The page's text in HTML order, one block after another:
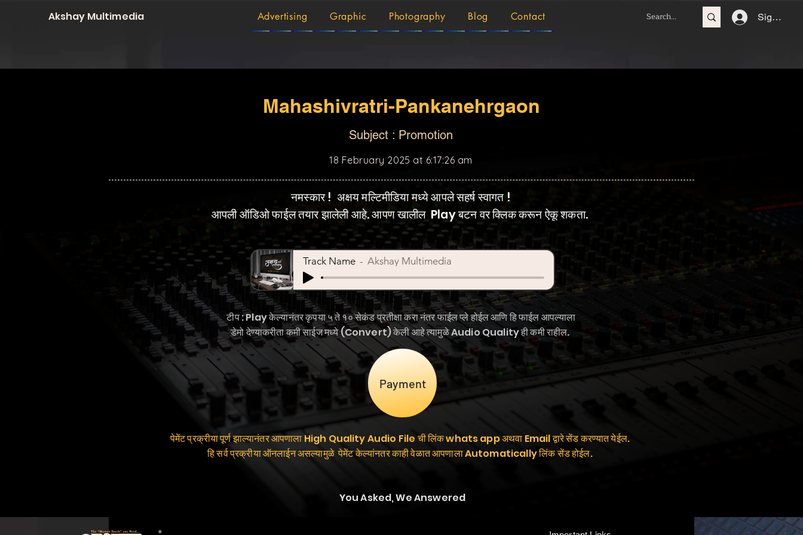
Akshay Multimedia Advertising Graphic Photography Blog Contact Sign In
Mahashivratri-Pankanehrgaon
Subject : Promotion
नमस्कार ! अक्षय मल्टिमीडिया मध्ये आपले सहर्ष स्वागत !
आपली ऑडिओ फाईल तयार झालेली आहे. आपण खालील Play बटन वर क्लिक करून ऐकू शकता.
Track Name Akshay Multimedia
टीप : Play केल्यानंतर कृपया ५ ते १० सेकंड प्रतीक्षा करा नंतर फाईल प्ले होईल आणि हि फाईल आपल्याला
डेमो देण्याकरीता कमी साईज मध्ये (Convert) केली आहे त्यामुळे Audio Quality ही कमी राहील.
Payment
पेमेंट प्रक्रीया पूर्ण झाल्यानंतर आपणाला High Quality Audio File ची लिंक whats app अथवा Email द्वारे सेंड करण्यात येईल.
हि सर्व प्रक्रीया ऑनलाईन असल्यामुळे पेमेंट केल्यांनतर काही वेळात आपणाला Automatically लिंक सेंड होईल.
You Asked, We Answered
18 February 2025 at 6:17:26 am